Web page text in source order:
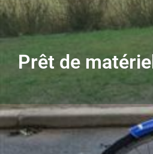
Prêt de matériel